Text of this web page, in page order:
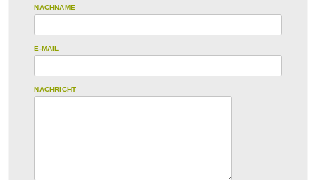
NACHNAME
E-MAIL
NACHRICHT